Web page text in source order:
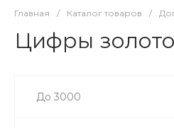
Главная / Каталог товаров /
Цифры золото
До 3000